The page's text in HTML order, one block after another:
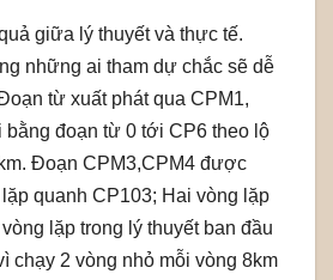
giữa lý thuyết và thực tế.
những ai tham dự chắc sẽ dễ
từ xuất phát qua CPM1,
bằng đoạn từ 0 tới CP6 theo lộ
Đoạn CPM3,CPM4 được
quanh CP103; Hai vòng lặp
lặp trong lý thuyết ban đầu
chạy 2 vòng nhỏ mỗi vòng 8km